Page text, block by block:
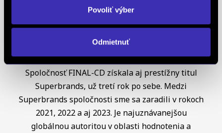
Povoliť výber
Odmietnuť
najdôležitejších Európskych štandardov
kvality a vyhodnocuje sa na základe rovnakej
analytickej metodiky pre všetky európske trhy.
Spoločnosť FINAL-CD získala aj prestížny titul
Superbrands, už tretí rok po sebe. Medzi
Superbrands spoločnosti sme sa zaradili v rokoch
2021, 2022 a aj 2023. Je najuznávanejšou
globálnou autoritou v oblasti hodnotenia a